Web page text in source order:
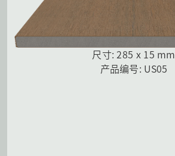
尺寸: 285 x 15 mm
产品编号: US05